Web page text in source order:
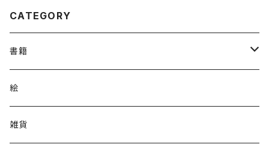
CATEGORY
書籍
コミック
小説
絵
雑貨